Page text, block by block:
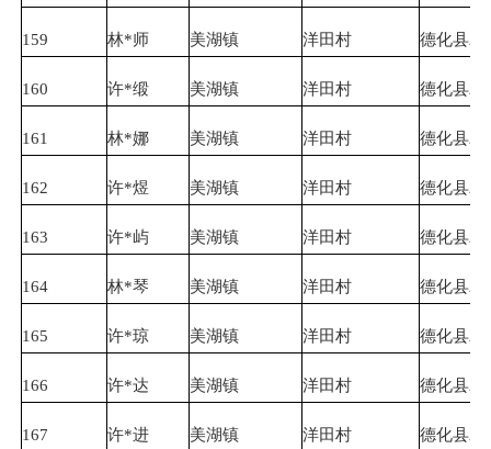
159 林*师 美湖镇 洋田村 德化县农
160 许*缎 美湖镇 洋田村 德化县农
161 林*娜 美湖镇 洋田村 德化县农
162 许*煜 美湖镇 洋田村 德化县农
163 许*屿 美湖镇 洋田村 德化县农
164 林*琴 美湖镇 洋田村 德化县农
165 许*琼 美湖镇 洋田村 德化县农
166 许*达 美湖镇 洋田村 德化县农
167 许*进 美湖镇 洋田村 德化县农